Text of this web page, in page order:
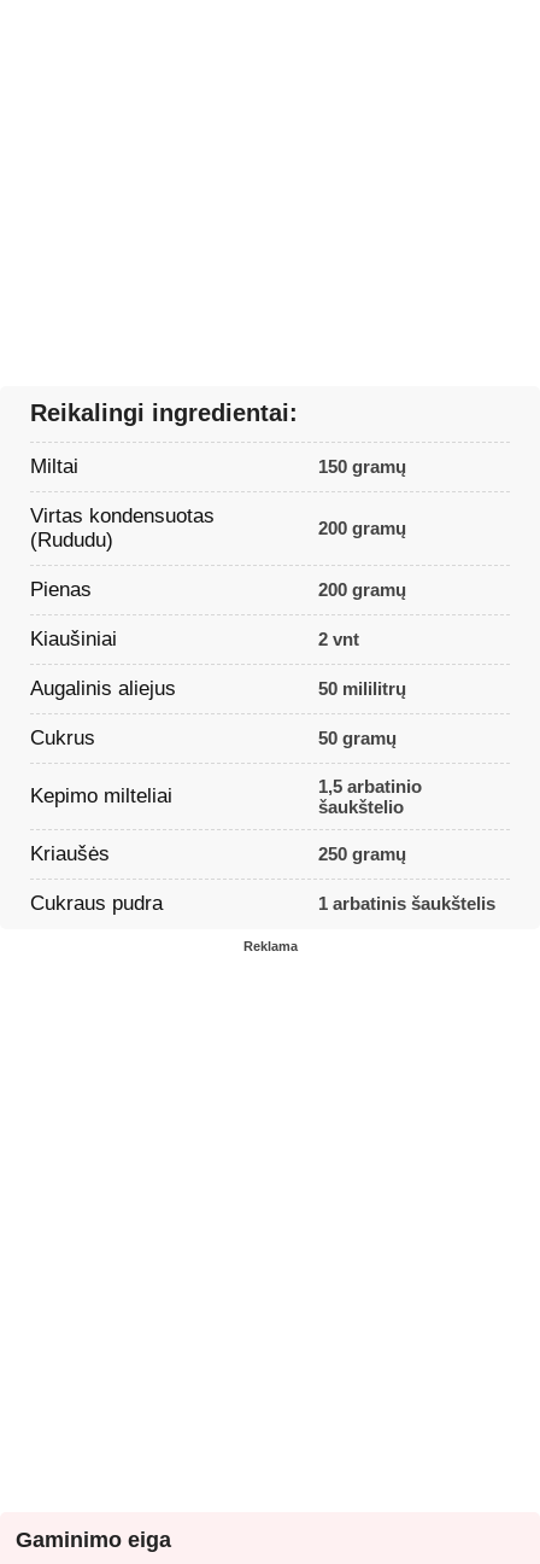
Reikalingi ingredientai:
Miltai 150 gramų
Virtas kondensuotas
(Rududu)
200 gramų
Pienas 200 gramų
Kiaušiniai 2 vnt
Augalinis aliejus 50 mililitrų
Cukrus 50 gramų
Kepimo milteliai
1,5 arbatinio
šaukštelio
Kriaušės 250 gramų
Cukraus pudra 1 arbatinis šaukštelis
Reklama
Gaminimo eiga